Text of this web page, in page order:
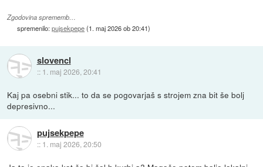
Zgodovina sprememb…
spremenilo:pujsekpepe(1. maj 2026 ob 20:41)
slovencl
:: 1. maj 2026, 20:41
Kaj pa osebni stik... to da se pogovarjaš s strojem zna bit še bolj
depresivno...
pujsekpepe
:: 1. maj 2026, 20:50